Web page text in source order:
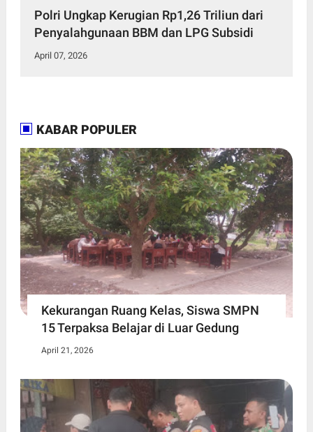
Polri Ungkap Kerugian Rp1,26 Triliun dari
Penyalahgunaan BBM dan LPG Subsidi
April 07, 2026
KABAR POPULER
Kekurangan Ruang Kelas, Siswa SMPN
15 Terpaksa Belajar di Luar Gedung ​
April 21, 2026